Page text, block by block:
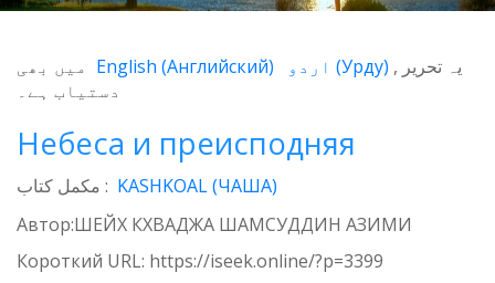
یہ تحریر (Урду)
English (Английский)
میں بھی
دستیاب ہے۔
Небеса и преисподняя
مکمل کتاب : KASHKOAL (ЧАША)
Автор:ШЕЙХ КХВАДЖА ШАМСУДДИН АЗИМИ
Короткий URL: https://iseek.online/?p=3399